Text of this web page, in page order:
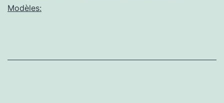
Antony,
Modèles: